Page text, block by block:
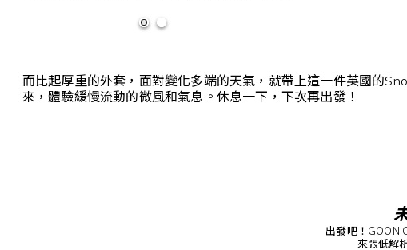
而比起厚重的外套，面對變化多端的天氣，就帶上這一件英國的
來，體驗緩慢流動的微風和氣息。休息一下，下次再出發！
出發吧！GOON
來張低解